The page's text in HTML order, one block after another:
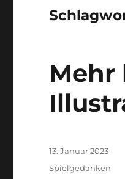
Mehr
Veröffentlicht
am
13. Januar 2023
Kategorien
Spielgedanken